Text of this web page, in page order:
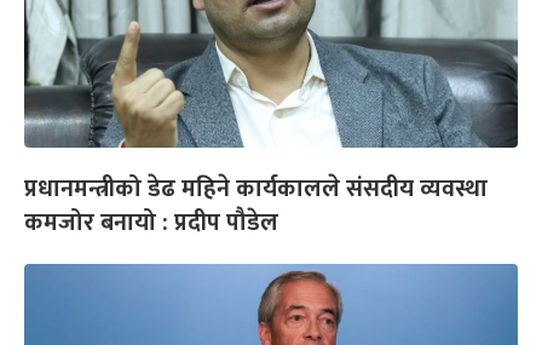
प्रधानमन्त्रीको डेढ महिने कार्यकालले संसदीय व्यवस्था
कमजोर बनायो : प्रदीप पौडेल